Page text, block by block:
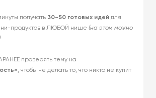
получать 30-50 готовых идей для
продуктов в ЛЮБОЙ нише (на этом можно
проверять тему на
, чтобы не делать то, что никто не купит